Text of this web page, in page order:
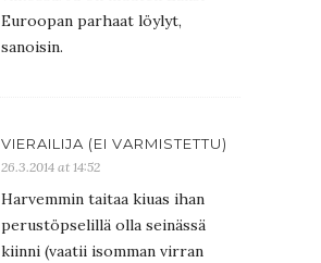
Euroopan parhaat löylyt,
sanoisin.
VIERAILIJA (EI VARMISTETTU)
26.3.2014 at 14:52
Harvemmin taitaa kiuas ihan
perustöpselillä olla seinässä
kiinni (vaatii isomman virran